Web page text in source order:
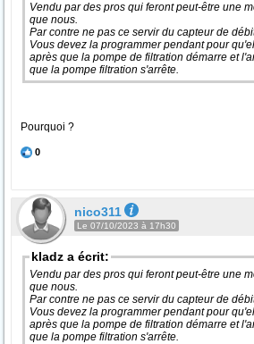
Vendu par des pros qui feront peut-être une
que nous.
Par contre ne pas ce servir du capteur de
Vous devez la programmer pendant pour
après que la pompe de filtration démarre et
que la pompe filtration s'arrête.
Pourquoi ?
0
nico311
Le 07/10/2023 à 17h30
kladz a écrit:
Vendu par des pros qui feront peut-être une
que nous.
Par contre ne pas ce servir du capteur de
Vous devez la programmer pendant pour
après que la pompe de filtration démarre et
que la pompe filtration s'arrête.